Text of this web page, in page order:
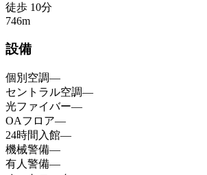
徒歩 10分
746m
設備
個別空調—
セントラル空調—
光ファイバー—
OAフロア—
24時間入館—
機械警備—
有人警備—